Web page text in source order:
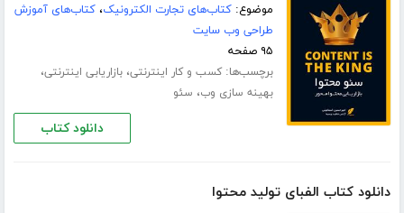
موضوع:کتاب‌های تجارت الکترونیک،کتاب‌های آموزش
طراحی وب سایت
۹۵ صفحه
برچسب‌ها:کسب و کار اینترنتی،بازاریابی اینترنتی،
بهینه سازی وب، سئو
دانلود کتاب
دانلود کتاب الفبای تولید محتوا